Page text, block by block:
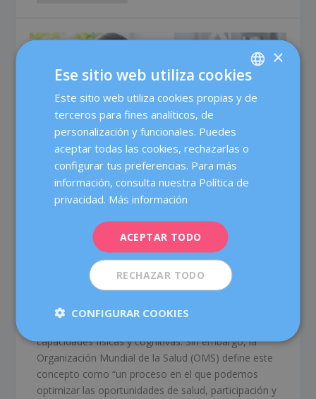
¿ES POSIBLE FRENAR EL
ENVEJECIMIENTO?
Xus Murciano| 19 Ago, 2020| Buenos hábitos
0 |
Consejos para ganar calidad de vida e invertir en salud
En general, asociamos la idea de envejecer como
algo negativo, porque se considera que comporta un
capacidades físicas y cognitivas. Sin embargo, la
Organización Mundial de la Salud (OMS) define este
concepto como “un proceso en el que podemos
optimizar las oportunidades de salud, participación y
SPANISH
×
Ese sitio web utiliza cookies
Este sitio web utiliza cookies propias y de
terceros para fines analíticos, de
personalización y funcionales. Puedes
aceptar todas las cookies, rechazarlas o
configurar tus preferencias. Para más
información, consulta nuestra Política de
privacidad. Más información
ACEPTAR TODO
RECHAZAR TODO
CONFIGURAR COOKIES